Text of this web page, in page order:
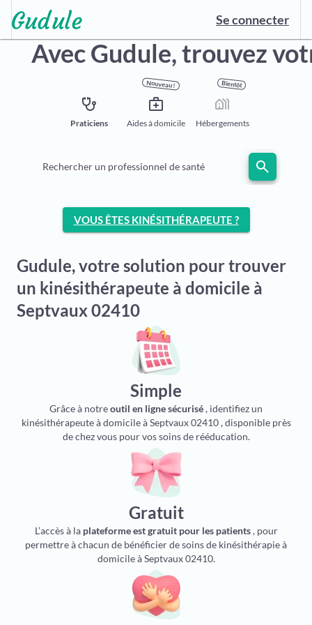
Se connecter
Avec Gudule,trouvez
stethoscope
Praticiens
Nouveau !
medical_services
Aides à domicile
Bientôt
holiday_village
Hébergements
Rechercher un professionnel de santé search
VOUS ÊTES KINÉSITHÉRAPEUTE ?
Gudule, votre solution pour trouver
un kinésithérapeute à domicile à
Septvaux 02410
Simple
Grâce à notreoutil en ligne sécurisé, identifiez un
kinésithérapeute à domicile à Septvaux 02410 , disponible près
de chez vous pour vos soins de rééducation.
Gratuit
L’accès à la plateforme est gratuit pour les patients, pour
permettre à chacun de bénéficier de soins de kinésithérapie à
domicile à Septvaux 02410.